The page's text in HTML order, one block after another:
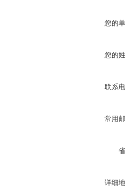
您的
您的
联系
常用
详细